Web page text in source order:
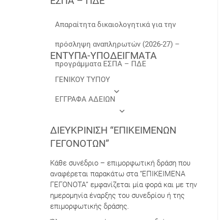
Απαραίτητα δικαιολογητικά για την
πρόσληψη αναπληρωτών (2026-27) –
προγράμματα ΕΣΠΑ – ΠΔΕ
ΕΝΤΥΠΑ-ΥΠΟΔΕΙΓΜΑΤΑ
ΓΕΝΙΚΟΥ ΤΥΠΟΥ
ΕΓΓΡΑΦΑ ΑΔΕΙΩΝ
ΔΙΕΥΚΡΊΝΙΣΗ “ΕΠΙΚΕΊΜΕΝΩΝ
ΓΕΓΟΝΌΤΩΝ”
Κάθε συνέδριο – επιμορφωτική δράση που
αναφέρεται παρακάτω στα “ΕΠΙΚΕΙΜΕΝΑ
ΓΕΓΟΝΟΤΑ” εμφανίζεται μία φορά και με την
ημερομηνία έναρξης του συνεδρίου ή της
επιμορφωτικής δράσης.